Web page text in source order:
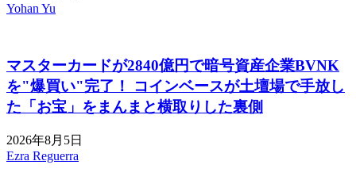
Yohan Yu
マスターカードが2840億円で暗号資産企業BVNK
を"爆買い"完了！ コインベースが土壇場で手放し
た「お宝」をまんまと横取りした裏側
2026年8月5日
Ezra Reguerra